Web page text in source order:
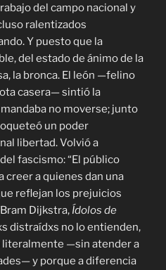
del campo nacional y
ralentizados
Y puesto que la
del estado de ánimo de la
la bronca. El león —felino
casera— sintió la
no moverse; junto
un poder
libertad. Volvió a
fascismo: “El público
a quienes dan una
reflejan los prejuicios
Dijkstra, Ídolos de
distraídxs no lo entienden,
—sin atender a
y porque a diferencia